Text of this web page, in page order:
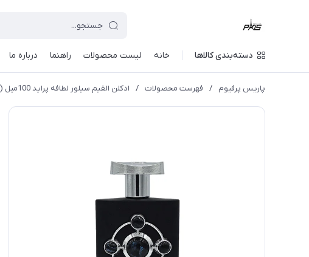
دسته‌بندی کالاها خانه لیست محصولات راهنما درباره ما
پاریس پرفیوم / فهرست محصولات / ادکلن القیم سیلور لطافه پراید 100میل (رایحه بولگاری تایگر) Lattafa pride Al Qiam Silver